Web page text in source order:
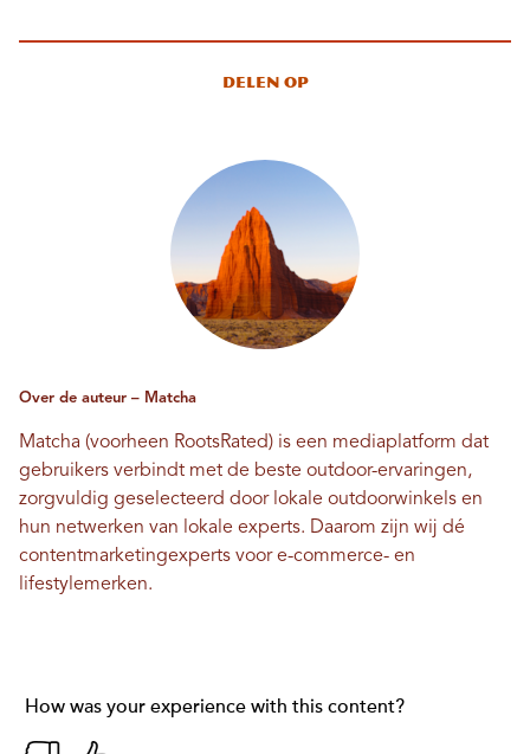
Delen op
Over de auteur – Matcha
Matcha (voorheen RootsRated) is een mediaplatform dat
gebruikers verbindt met de beste outdoor-ervaringen,
zorgvuldig geselecteerd door lokale outdoorwinkels en
hun netwerken van lokale experts. Daarom zijn wij dé
contentmarketingexperts voor e-commerce- en
lifestylemerken.